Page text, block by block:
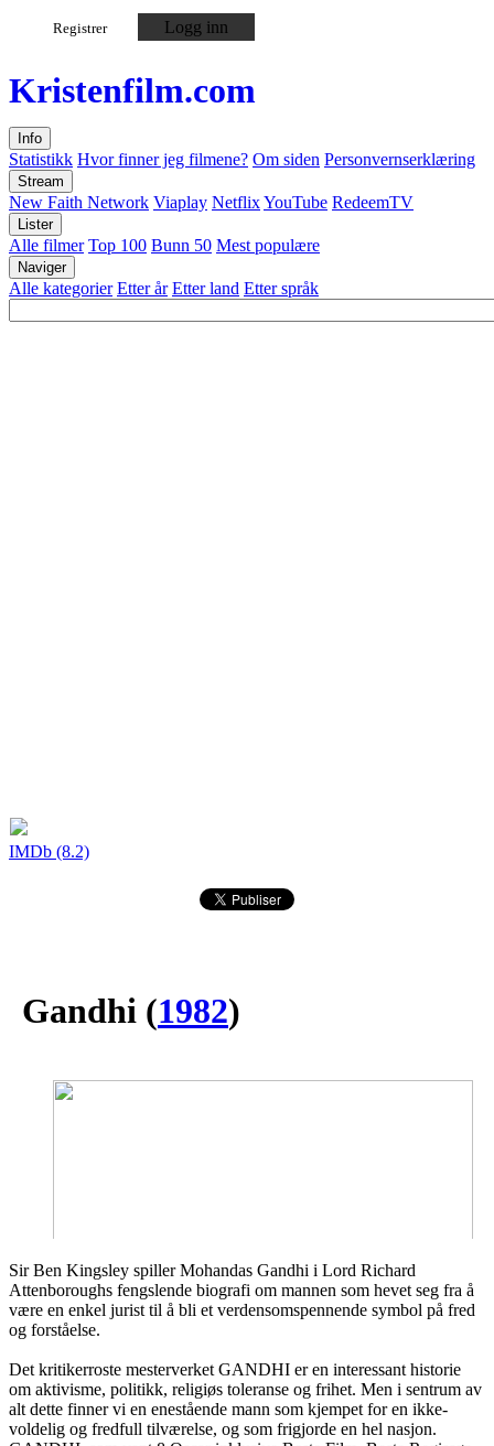
Registrer Logg inn
Kristenfilm.com
Info
Statistikk Hvor finner jeg filmene? Om siden Personvernserklæring
Stream
New Faith Network Viaplay NetflixYouTube RedeemTV
Lister
Alle filmer Top 100 Bunn 50 Mest populære
Naviger
Alle kategorier Etter år Etter land Etter språk
IMDb (8.2)
Gandhi (1982)
Sir Ben Kingsley spiller Mohandas Gandhi i Lord Richard
Attenboroughs fengslende biografi om mannen som hevet seg fra å
være en enkel jurist til å bli et verdensomspennende symbol på fred
og forståelse.
Det kritikerroste mesterverket GANDHI er en interessant historie
om aktivisme, politikk, religiøs toleranse og frihet. Men i sentrum av
alt dette finner vi en enestående mann som kjempet for en ikke-
voldelig og fredfull tilværelse, og som frigjorde en hel nasjon.